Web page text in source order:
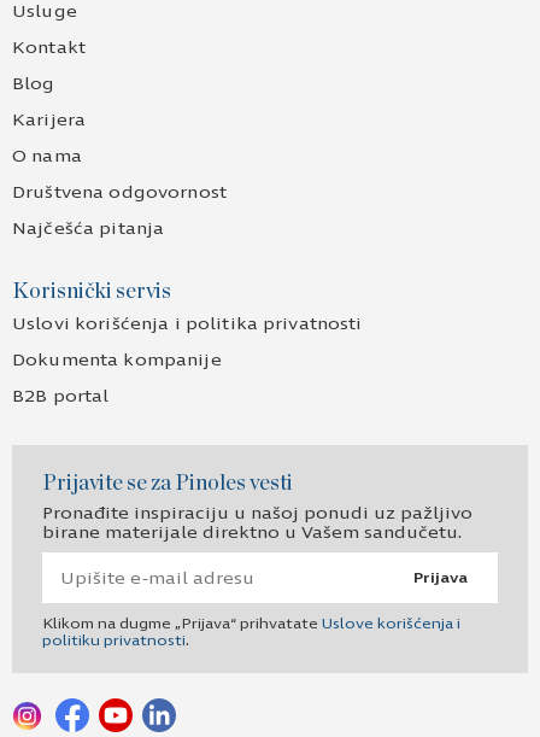
Usluge
Kontakt
Blog
Karijera
O nama
Društvena odgovornost
Najčešća pitanja
Korisnički servis
Uslovi korišćenja i politika privatnosti
Dokumenta kompanije
B2B portal
Prijavite se za Pinoles vesti
Pronađite inspiraciju u našoj ponudi uz pažljivo
birane materijale direktno u Vašem sandučetu.
Prijava
Klikom na dugme „Prijava“ prihvatate Uslove korišćenja i
politiku privatnosti.